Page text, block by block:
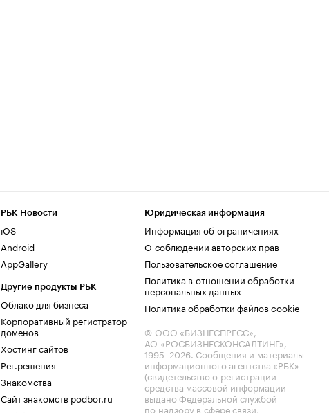
РБК Новости
iOS
Android
AppGallery
Другие продукты РБК
Облако для бизнеса
Корпоративный регистратор
доменов
Хостинг сайтов
Рег.решения
Знакомства
Сайт знакомств podbor.ru
Юридическая информация
Информация об ограничениях
О соблюдении авторских прав
Пользовательское соглашение
Политика в отношении обработки
персональных данных
Политика обработки файлов cookie
© ООО «БИЗНЕСПРЕСС»,
АО «РОСБИЗНЕСКОНСАЛТИНГ»,
1995–2026. Сообщения и материалы
информационного агентства «РБК»
(свидетельство о регистрации
средства массовой информации
выдано Федеральной службой
по надзору в сфере связи,